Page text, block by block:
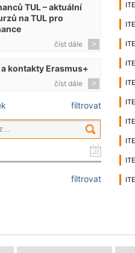
TUL – aktuální
na TUL pro
číst dále
kontakty Erasmus+
číst dále
filtrovat
filtrovat
ITE
ITE
ITE
ITE
ITE
ITE
ITE
ITE
ITE
ITE